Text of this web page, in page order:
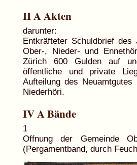
II A Akten
darunter:
Entkräfteter Schuldbrief
Ober-, Nieder- und
Zürich 600 Gulden auf
öffentliche und private
Aufteilung des
Niederhöri.
IV A Bände
1
Offnung der Gemeinde
(Pergamentband, durch